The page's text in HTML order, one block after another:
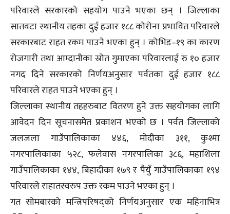
परिवारले सरकारको सहयोग पाउने भएका छन् । जिल्लाका
सातवटा स्थानीय तहका दुई हजार १८८ कोरोना प्रभावित परिवारले
सरकारबाट राहत रकम पाउने भएका हुन् । कोभिड–१९ का कारण
रोजगारी तथा आम्दानीका स्रोत गुमाएका परिवारलाई रु १० हजार
नगद दिने सरकारको निर्णयअनुसार पर्वतका दुई हजार १८८
परिवारले राहत पाउने भएका हुन् ।
जिल्लाका स्थानीय तहहरुबाट वितरण हुने उक्त सहयोगका लागि
आवेदन दिन सूचनासमेत प्रकाशन भएको छ । पर्वत जिल्लाको
जलजला गाउँपालिकाका ४४६, मोदीका ३११, कुश्मा
नगरपालिकाका ५२८, फलेवास नगरपालिका ३८६, महाशिला
गाउँपालिकाका १४४, बिहादीका १७९ र पैंयुँ गाउँपालिकाका १९४
परिवारले राहातस्वरुप उक्त रकम पाउने भएका हुन् ।
गत सोमबारको मन्त्रिपरिषद्को निर्णयअनुसार एक महिनाभित्र